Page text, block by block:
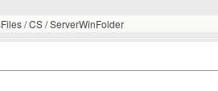
/ CS / ServerWinFolder